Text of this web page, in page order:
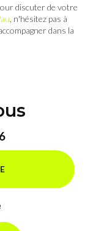
discuter de votre
, n'hésitez pas à
dans la